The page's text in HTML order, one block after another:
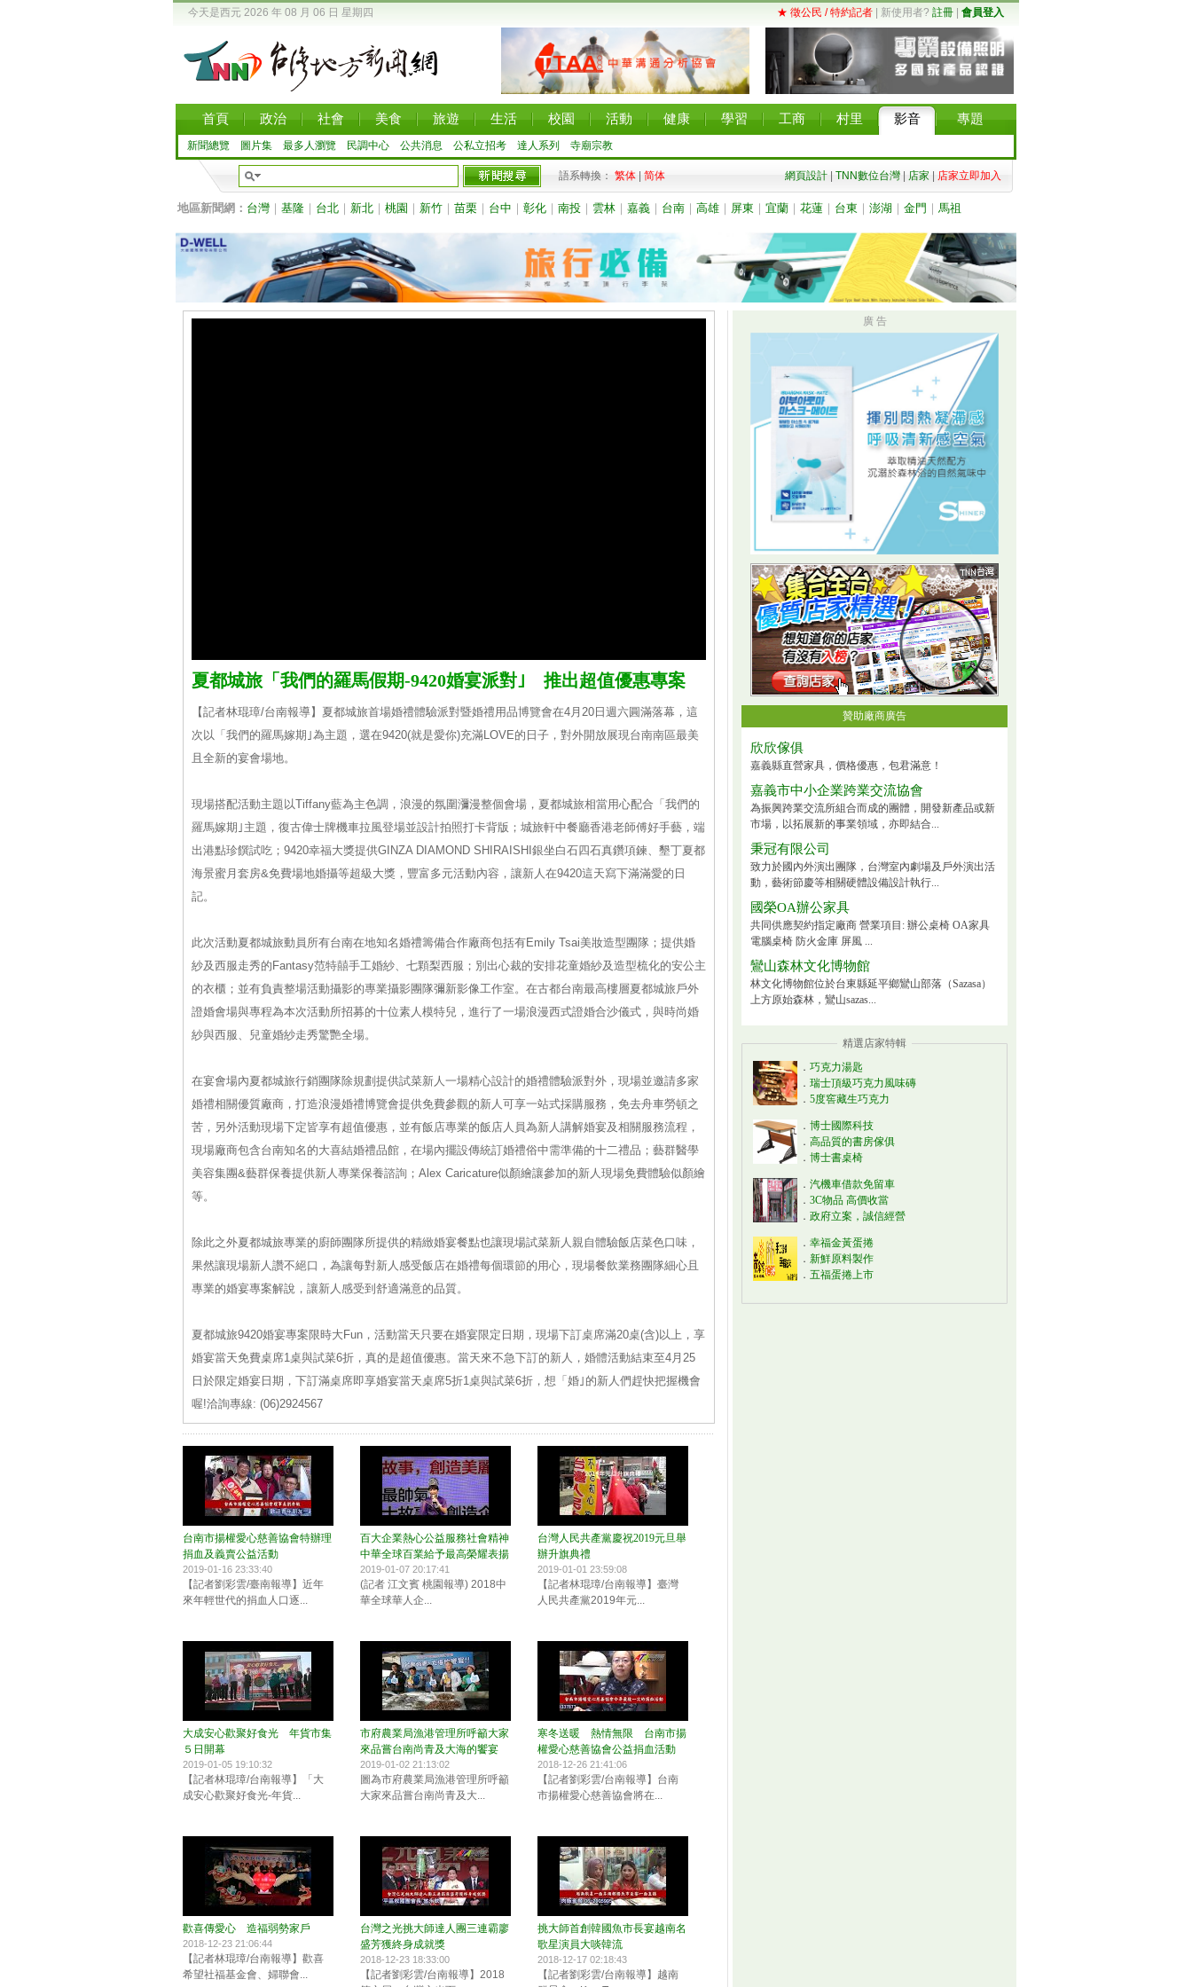
今天是西元 2026 年 08 月 06 日 星期四 ★ 徵公民 / 特約記者 | 新使用者? 註冊 會員登入
首頁 政治 社會 美食 旅遊 生活 校園 活動 健康 學習 工商 村里 影音 專題
新聞總覽 圖片集 最多人瀏覽 民調中心 公共消息 公私立招考 達人系列 寺廟宗教
語系轉換： 繁体 简体 網頁設計 TNN數位台灣 店家 店家立即加入
地區新聞網： 台灣｜ 基隆｜ 台北｜ 新北｜ 桃園 新竹｜ 苗栗｜ 台中 彰化｜ 南投｜ 雲林｜ 嘉義｜ 台南｜ 高雄｜ 屏東 宜蘭｜ 花蓮｜ 台東 澎湖 金門 馬祖
夏都城旅「我們的羅馬假期-9420婚宴派對｣ 推出超值優惠專案
【記者林琨璋/台南報導】夏都城旅首場婚禮體驗派對暨婚禮用品博覽會在4月20日週六圓滿落幕，這
次以「我們的羅馬嫁期｣為主題，選在9420(就是愛你)充滿LOVE的日子，對外開放展現台南南區最美
且全新的宴會場地。
現場搭配活動主題以Tiffany藍為主色調，浪漫的氛圍瀰漫整個會場，夏都城旅相當用心配合「我們的
羅馬嫁期｣主題，復古偉士牌機車拉風登場並設計拍照打卡背版；城旅軒中餐廳香港老師傅好手藝，端
出港點珍饌試吃；9420幸福大獎提供GINZA DIAMOND SHIRAISHI銀坐白石四石真鑽項鍊、墾丁夏都
海景蜜月套房&免費場地婚攝等超級大獎，豐富多元活動內容，讓新人在9420這天寫下滿滿愛的日
記。
此次活動夏都城旅動員所有台南在地知名婚禮籌備合作廠商包括有Emily Tsai美妝造型團隊；提供婚
紗及西服走秀的Fantasy范特囍手工婚紗、七顆梨西服；別出心裁的安排花童婚紗及造型梳化的安公主
的衣櫃；並有負責整場活動攝影的專業攝影團隊彌新影像工作室。在古都台南最高樓層夏都城旅戶外
證婚會場與專程為本次活動所招募的十位素人模特兒，進行了一場浪漫西式證婚合沙儀式，與時尚婚
紗與西服、兒童婚紗走秀驚艷全場。
在宴會場內夏都城旅行銷團隊除規劃提供試菜新人一場精心設計的婚禮體驗派對外，現場並邀請多家
婚禮相關優質廠商，打造浪漫婚禮博覽會提供免費參觀的新人可享一站式採購服務，免去舟車勞頓之
苦，另外活動現場下定皆享有超值優惠，並有飯店專業的飯店人員為新人講解婚宴及相關服務流程，
現場廠商包含台南知名的大喜結婚禮品館，在場內擺設傳統訂婚禮俗中需準備的十二禮品；藝群醫學
美容集團&藝群保養提供新人專業保養諮詢；Alex Caricature似顏繪讓參加的新人現場免費體驗似顏繪
等。
除此之外夏都城旅專業的廚師團隊所提供的精緻婚宴餐點也讓現場試菜新人親自體驗飯店菜色口味，
果然讓現場新人讚不絕口，為讓每對新人感受飯店在婚禮每個環節的用心，現場餐飲業務團隊細心且
專業的婚宴專案解說，讓新人感受到舒適滿意的品質。
夏都城旅9420婚宴專案限時大Fun，活動當天只要在婚宴限定日期，現場下訂桌席滿20桌(含)以上，享
婚宴當天免費桌席1桌與試菜6折，真的是超值優惠。當天來不急下訂的新人，婚體活動結束至4月25
日於限定婚宴日期，下訂滿桌席即享婚宴當天桌席5折1桌與試菜6折，想「婚｣的新人們趕快把握機會
喔!洽詢專線: (06)2924567
台南市揚權愛心慈善協會特辦理
捐血及義賣公益活動
2019-01-16 23:33:40
【記者劉彩雲/臺南報導】近年
來年輕世代的捐血人口逐...
百大企業熱心公益服務社會精神
中華全球百業給予最高榮耀表揚
2019-01-07 20:17:41
(記者 江文賓 桃園報導) 2018中
華全球華人企...
台灣人民共產黨慶祝2019元旦舉
辦升旗典禮
2019-01-01 23:59:08
【記者林琨璋/台南報導】臺灣
人民共產黨2019年元...
大成安心歡聚好食光 年貨市集
５日開幕
2019-01-05 19:10:32
【記者林琨璋/台南報導】「大
成安心歡聚好食光-年貨...
市府農業局漁港管理所呼籲大家
來品嘗台南尚青及大海的饗宴
2019-01-02 21:13:02
圖為市府農業局漁港管理所呼籲
大家來品嘗台南尚青及大...
寒冬送暖 熱情無限 台南市揚
權愛心慈善協會公益捐血活動
2018-12-26 21:41:06
【記者劉彩雲/台南報導】台南
市揚權愛心慈善協會將在...
歡喜傳愛心 造福弱勢家戶
2018-12-23 21:06:44
【記者林琨璋/台南報導】歡喜
希望社福基金會、婦聯會...
台灣之光挑大師達人團三連霸廖
盛芳獲終身成就獎
2018-12-23 18:33:00
【記者劉彩雲/台南報導】2018
挑大師首創韓國魚市長宴越南名
歌星演員大啖韓流
2018-12-17 02:18:43
【記者劉彩雲/台南報導】越南
廣 告
贊助廠商廣告
欣欣傢俱
嘉義縣直營家具，價格優惠，包君滿意！
嘉義市中小企業跨業交流協會
為振興跨業交流所組合而成的團體，開發新產品或新
市場，以拓展新的事業領域，亦即結合...
秉冠有限公司
致力於國內外演出團隊，台灣室內劇場及戶外演出活
動，藝術節慶等相關硬體設備設計執行...
國榮OA辦公家具
共同供應契約指定廠商 營業項目: 辦公桌椅 OA家具
電腦桌椅 防火金庫 屏風 ...
鸞山森林文化博物館
林文化博物館位於台東縣延平鄉鸞山部落（Sazasa）
上方原始森林，鸞山sazas...
精選店家特輯
． 巧克力湯匙
． 瑞士頂級巧克力風味磚
． 5度窖藏生巧克力
． 博士國際科技
． 高品質的書房傢俱
． 博士書桌椅
． 汽機車借款免留車
． 3C物品 高價收當
． 政府立案，誠信經營
． 幸福金黃蛋捲
． 新鮮原料製作
． 五福蛋捲上市